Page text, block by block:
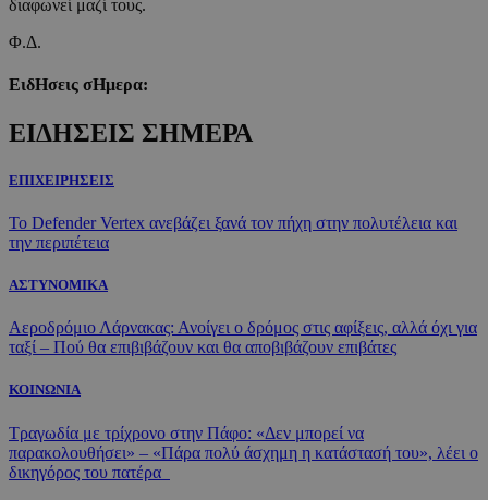
διαφωνεί μαζί τους.
Φ.Δ.
ΕιδΗσεις σΗμερα:
ΕΙΔΗΣΕΙΣ ΣΗΜΕΡΑ
ΕΠΙΧΕΙΡΗΣΕΙΣ
Το Defender Vertex ανεβάζει ξανά τον πήχη στην πολυτέλεια και
την περιπέτεια
ΑΣΤΥΝΟΜΙΚΑ
Αεροδρόμιο Λάρνακας: Ανοίγει ο δρόμος στις αφίξεις, αλλά όχι για
ταξί – Πού θα επιβιβάζουν και θα αποβιβάζουν επιβάτες
ΚΟΙΝΩΝΙΑ
Τραγωδία με τρίχρονο στην Πάφο: «Δεν μπορεί να
παρακολουθήσει» – «Πάρα πολύ άσχημη η κατάστασή του», λέει ο
δικηγόρος του πατέρα